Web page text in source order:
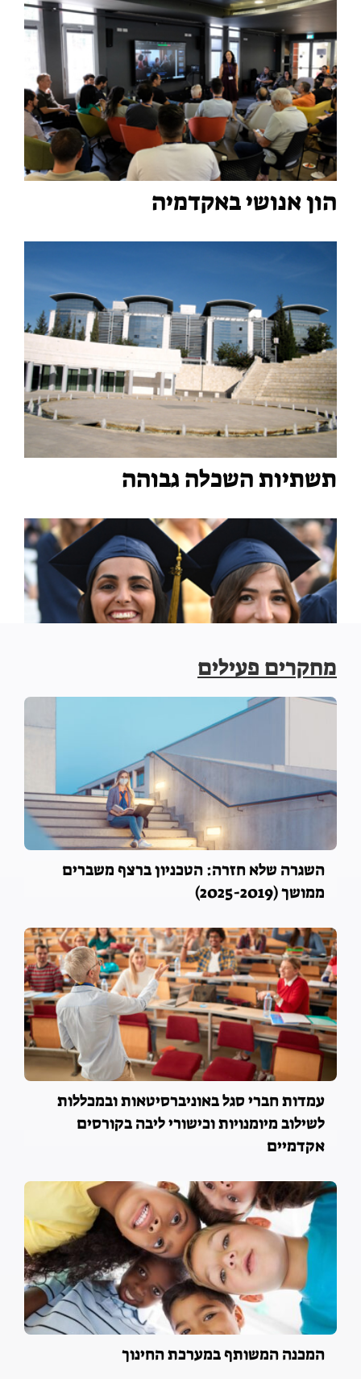
הון אנושי באקדמיה
תשתיות השכלה גבוהה
השכלה, שוויון ואחווה
מחקרים פעילים
השגרה שלא חזרה: הטכניון ברצף משברים
ממושך (2025-2019)
עמדות חברי סגל באוניברסיטאות ובמכללות
לשילוב מיומנויות וכישורי ליבה בקורסים
אקדמיים
המכנה המשותף במערכת החינוך